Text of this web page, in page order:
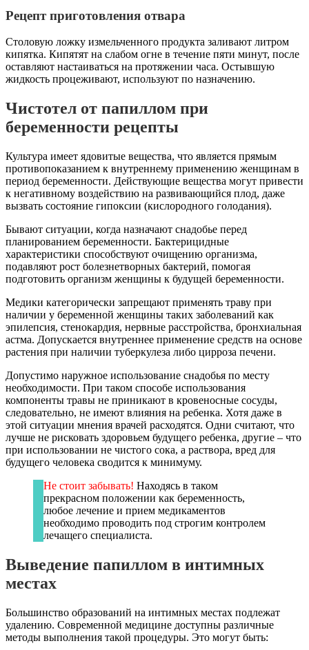
Рецепт приготовления отвара
Столовую ложку измельченного продукта заливают литром
кипятка. Кипятят на слабом огне в течение пяти минут, после
оставляют настаиваться на протяжении часа. Остывшую
жидкость процеживают, используют по назначению.
Чистотел от папиллом при
беременности рецепты
Культура имеет ядовитые вещества, что является прямым
противопоказанием к внутреннему применению женщинам в
период беременности. Действующие вещества могут привести
к негативному воздействию на развивающийся плод, даже
вызвать состояние гипоксии (кислородного голодания).
Бывают ситуации, когда назначают снадобье перед
планированием беременности. Бактерицидные
характеристики способствуют очищению организма,
подавляют рост болезнетворных бактерий, помогая
подготовить организм женщины к будущей беременности.
Медики категорически запрещают применять траву при
наличии у беременной женщины таких заболеваний как
эпилепсия, стенокардия, нервные расстройства, бронхиальная
астма. Допускается внутреннее применение средств на основе
растения при наличии туберкулеза либо цирроза печени.
Допустимо наружное использование снадобья по месту
необходимости. При таком способе использования
компоненты травы не приникают в кровеносные сосуды,
следовательно, не имеют влияния на ребенка. Хотя даже в
этой ситуации мнения врачей расходятся. Одни считают, что
лучше не рисковать здоровьем будущего ребенка, другие – что
при использовании не чистого сока, а раствора, вред для
будущего человека сводится к минимуму.
Не стоит забывать! Находясь в таком
прекрасном положении как беременность,
любое лечение и прием медикаментов
необходимо проводить под строгим контролем
лечащего специалиста.
Выведение папиллом в интимных
местах
Большинство образований на интимных местах подлежат
удалению. Современной медицине доступны различные
методы выполнения такой процедуры. Это могут быть: